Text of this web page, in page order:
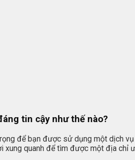
tin cậy như thế nào?
để bạn được sử dụng một dịch
xung quanh để tìm được một địa chỉ